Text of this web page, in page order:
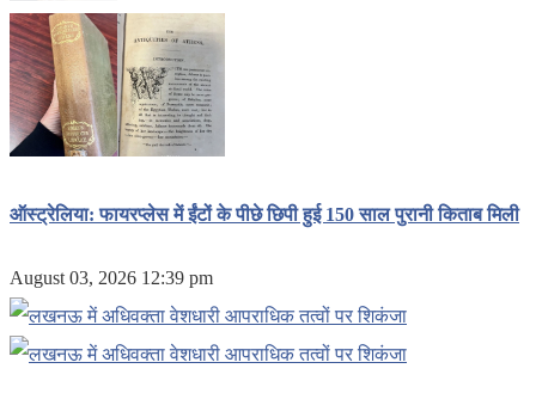
ऑस्ट्रेलिया: फायरप्लेस में ईंटों के पीछे छिपी हुई 150 साल पुरानी किताब मिली
August 03, 2026 12:39 pm